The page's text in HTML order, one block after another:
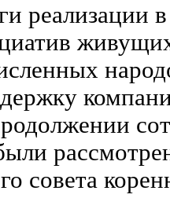
реализации
совета